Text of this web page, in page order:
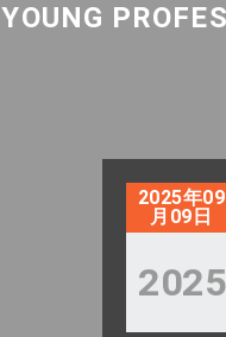
YOUNG
2025年09
月09日
2025